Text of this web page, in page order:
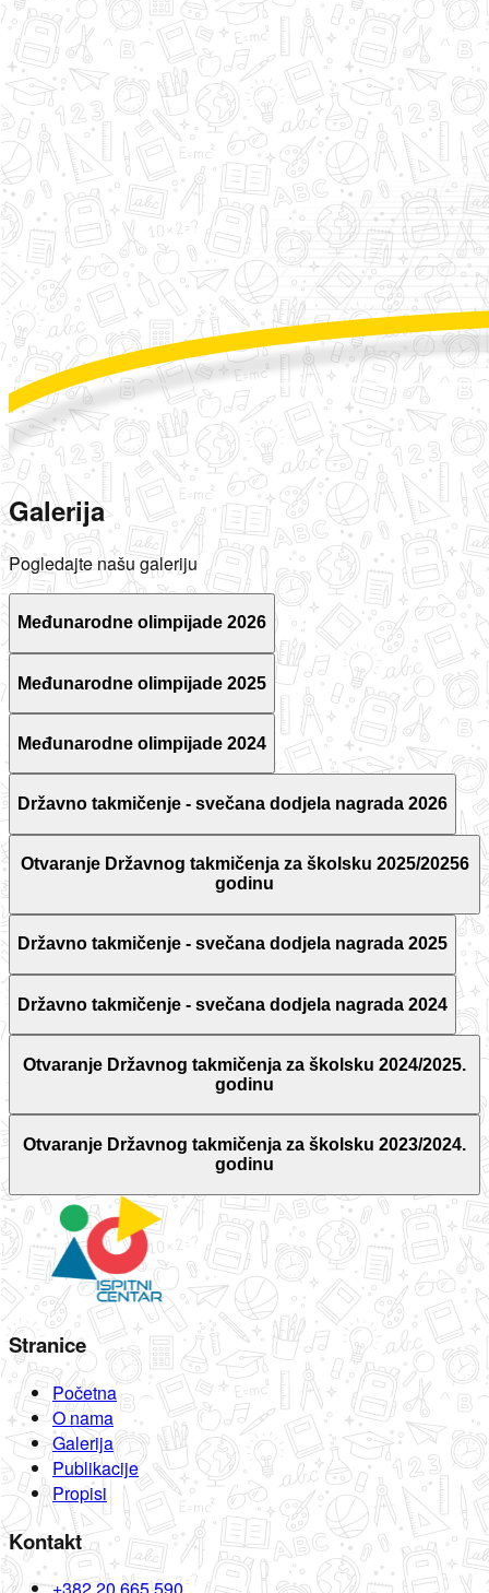
Galerija
Pogledajte našu galeriju
Međunarodne olimpijade 2026
Međunarodne olimpijade 2025
Međunarodne olimpijade 2024
Državno takmičenje - svečana dodjela nagrada 2026
Otvaranje Državnog takmičenja za školsku 2025/20256
godinu
Državno takmičenje - svečana dodjela nagrada 2025
Državno takmičenje - svečana dodjela nagrada 2024
Otvaranje Državnog takmičenja za školsku 2024/2025.
godinu
Otvaranje Državnog takmičenja za školsku 2023/2024.
godinu
Stranice
Početna
O nama
Galerija
Publikacije
Propisi
Kontakt